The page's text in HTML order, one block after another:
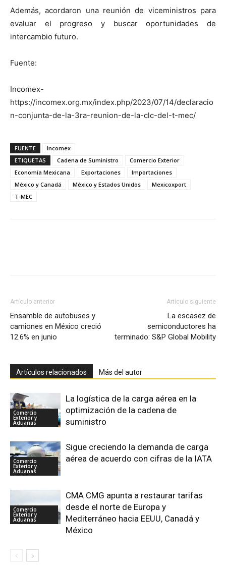
Además, acordaron una reunión de viceministros para
evaluar el progreso y buscar oportunidades de
intercambio futuro.
Fuente:
Incomex-
https://incomex.org.mx/index.php/2023/07/14/declaracio
n-conjunta-de-la-3ra-reunion-de-la-clc-del-t-mec/
FUENTE
Incomex
ETIQUETAS
Cadena de Suministro
Comercio Exterior
Economía Mexicana
Exportaciones
Importaciones
México y Canadá
México y Estados Unidos
Mexicoxport
T-MEC
Artículo anterior
Ensamble de autobuses y
camiones en México creció
12.6% en junio
Artículo siguiente
La escasez de
semiconductores ha
terminado: S&P Global Mobility
Artículos relacionados Más del autor
Comercio
Exterior y
Aduanas
La logística de la carga aérea en la
optimización de la cadena de
suministro
Comercio
Exterior y
Aduanas
Sigue creciendo la demanda de carga
aérea de acuerdo con cifras de la IATA
Comercio
Exterior y
Aduanas
CMA CMG apunta a restaurar tarifas
desde el norte de Europa y
Mediterráneo hacia EEUU, Canadá y
México